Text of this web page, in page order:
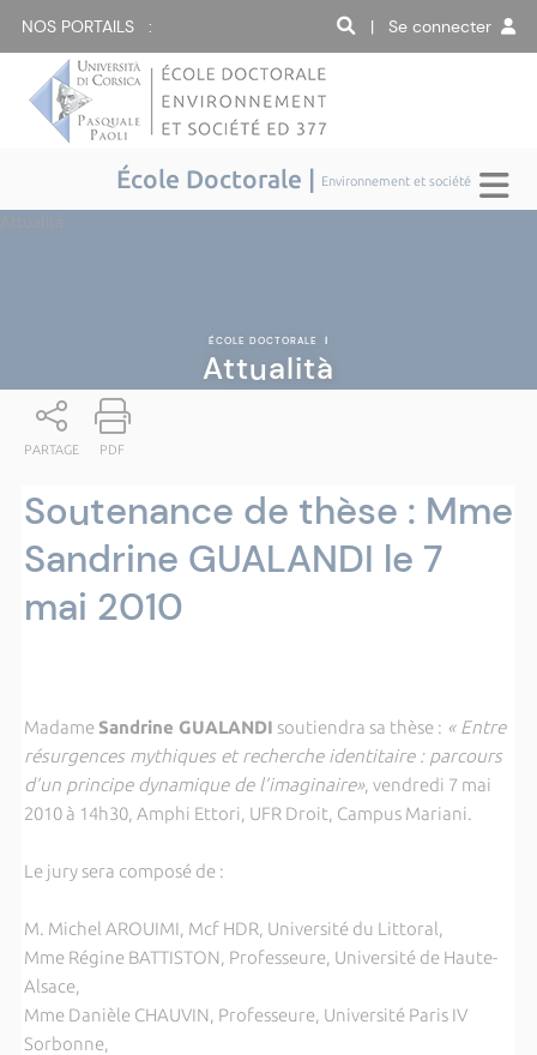
NOS PORTAILS : | Se connecter
École Doctorale | Environnement et société
ÉCOLE DOCTORALE |
Attualità
PARTAGE PDF
Soutenance de thèse : Mme
Sandrine GUALANDI le 7
mai 2010
Madame Sandrine GUALANDI soutiendra sa thèse : « Entre
résurgences mythiques et recherche identitaire : parcours
d’un principe dynamique de l’imaginaire», vendredi 7 mai
2010 à 14h30, Amphi Ettori, UFR Droit, Campus Mariani.
Le jury sera composé de :
M. Michel AROUIMI, Mcf HDR, Université du Littoral,
Mme Régine BATTISTON, Professeure, Université de Haute-
Alsace,
Mme Danièle CHAUVIN, Professeure, Université Paris IV
Sorbonne,